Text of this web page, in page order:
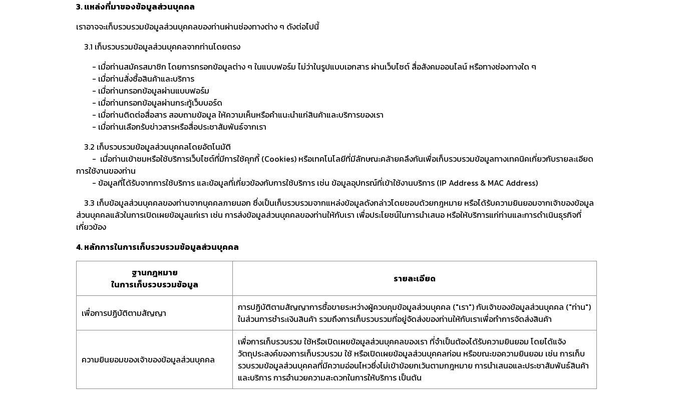
3. แหล่งที่มาของข้อมูลส่วนบุคคล
เราอาจจะเก็บรวบรวมข้อมูลส่วนบุคคลของท่านผ่านช่องทางต่าง ๆ ดังต่อไปนี้
3.1 เก็บรวบรวมข้อมูลส่วนบุคคลจากท่านโดยตรง
- เมื่อท่านสมัครสมาชิก โดยการกรอกข้อมูลต่าง ๆ ในแบบฟอร์ม ไม่ว่าในรูปแบบเอกสาร ผ่านเว็บไซต์ สื่อสังคมออนไลน์ หรือทางช่องทางใด ๆ
- เมื่อท่านสั่งซื้อสินค้าและบริการ
- เมื่อท่านกรอกข้อมูลผ่านแบบฟอร์ม
- เมื่อท่านกรอกข้อมูลผ่านกระทู้เว็บบอร์ด
- เมื่อท่านติดต่อสื่อสาร สอบถามข้อมูล ให้ความเห็นหรือคำแนะนำแก่สินค้าและบริการของเรา
- เมื่อท่านเลือกรับข่าวสารหรือสื่อประชาสัมพันธ์จากเรา
3.2 เก็บรวบรวมข้อมูลส่วนบุคคลโดยอัตโนมัติ
- เมื่อท่านเข้าชมหรือใช้บริการเว็บไซต์ที่มีการใช้คุกกี้ (Cookies) หรือเทคโนโลยีที่มีลักษณะคล้ายคลึงกันเพื่อเก็บรวบรวมข้อมูลทางเทคนิคเกี่ยวกับรายละเอียด
การใช้งานของท่าน
- ข้อมูลที่ได้รับจากการใช้บริการ และข้อมูลที่เกี่ยวข้องกับการใช้บริการ เช่น ข้อมูลอุปกรณ์ที่เข้าใช้งานบริการ (IP Address & MAC Address)
3.3 เก็บข้อมูลส่วนบุคคลของท่านจากบุคคลภายนอก ซึ่งเป็นเก็บรวบรวมจากแหล่งข้อมูลดังกล่าวโดยชอบด้วยกฎหมาย หรือได้รับความยินยอมจากเจ้าของข้อมูล
ส่วนบุคคลแล้วในการเปิดเผยข้อมูลแก่เรา เช่น การส่งข้อมูลส่วนบุคคลของท่านให้กับเรา เพื่อประโยชน์ในการนำเสนอ หรือให้บริการแก่ท่านและการดำเนินธุรกิจที่
เกี่ยวข้อง
4. หลักการในการเก็บรวบรวมข้อมูลส่วนบุคคล
ฐานกฎหมาย
ในการเก็บรวบรวมข้อมูล
รายละเอียด
เพื่อการปฏิบัติตามสัญญา
การปฏิบัติตามสัญญาการซื้อขายระหว่างผู้ควบคุมข้อมูลส่วนบุคคล ("เรา") กับเจ้าของข้อมูลส่วนบุคคล ("ท่าน")
ในส่วนการชำระเงินสินค้า รวมถึงการเก็บรวบรวมที่อยู่จัดส่งของท่านให้กับเราเพื่อทำการจัดส่งสินค้า
ความยินยอมของเจ้าของข้อมูลส่วนบุคคล
เพื่อการเก็บรวบรวม ใช้หรือเปิดเผยข้อมูลส่วนบุคคลของเรา ที่จำเป็นต้องได้รับความยินยอม โดยได้แจ้ง
วัตถุประสงค์ของการเก็บรวบรวม ใช้ หรือเปิดเผยข้อมูลส่วนบุคคลก่อน หรือขณะขอความยินยอม เช่น การเก็บ
รวบรวมข้อมูลส่วนบุคคลที่มีความอ่อนไหวซึ่งไม่เข้าข้อยกเว้นตามกฎหมาย การนำเสนอและประชาสัมพันธ์สินค้า
และบริการ การอำนวยความสะดวกในการให้บริการ เป็นต้น